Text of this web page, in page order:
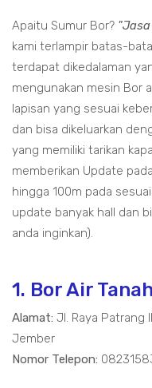
Apaitu Sumur Bor?
kami terlampir batas-
terdapat dikedalaman
mengunakan mesin Bor
lapisan yang sesuai
dan bisa dikeluarkan
yang memiliki tarikan
memberikan Update
hingga 100m pada
update banyak hall dan
anda inginkan).
1. Bor Air
Alamat: Jl. Raya Patrang
Jember
Nomor Telepon: